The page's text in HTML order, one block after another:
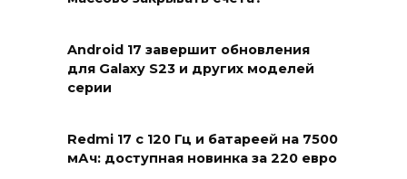
Android 17 завершит обновления
для Galaxy S23 и других моделей
серии
Redmi 17 с 120 Гц и батареей на 7500
мАч: доступная новинка за 220 евро